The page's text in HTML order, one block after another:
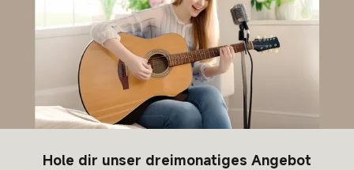
Hole dir unser dreimonatiges Angebot